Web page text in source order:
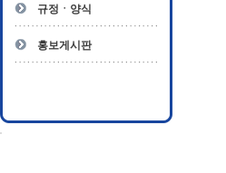
규정ㆍ양식
홍보게시판